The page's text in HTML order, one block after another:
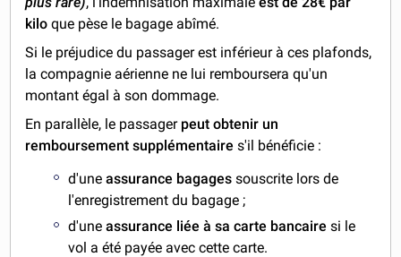
kiloque pèse le bagage abîmé.
Si le préjudice du passager est inférieur à ces plafonds,
la compagnie aérienne ne lui remboursera qu'un
montant égal à son dommage.
En parallèle, le passagerpeut obtenir un
remboursement supplémentaire s'il bénéficie :
d'uneassurance bagages souscrite lors de
l'enregistrement du bagage ;
d'uneassurance liée à sa carte bancairesi le
vol a été payée avec cette carte.